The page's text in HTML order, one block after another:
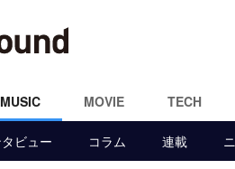
MUSIC MOVIE TECH
ビュー コラム 連載